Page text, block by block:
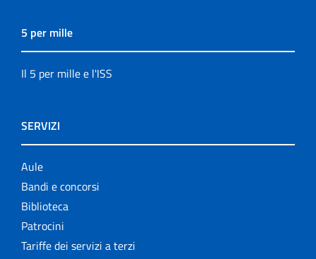
5 per mille
Il 5 per mille e l'ISS
SERVIZI
Aule
Bandi e concorsi
Biblioteca
Patrocini
Tariffe dei servizi a terzi